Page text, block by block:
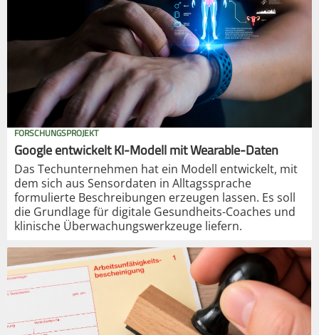
FORSCHUNGSPROJEKT
Google entwickelt KI-Modell mit Wearable-Daten
Das Techunternehmen hat ein Modell entwickelt, mit
dem sich aus Sensordaten in Alltagssprache
formulierte Beschreibungen erzeugen lassen. Es soll
die Grundlage für digitale Gesundheits-Coaches und
klinische Überwachungswerkzeuge liefern.